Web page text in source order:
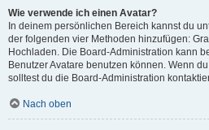
Wie verwende ich einen Avatar?
In deinem persönlichen Bereich kannst du
der folgenden vier Methoden hinzufügen:
Hochladen. Die Board-Administration kann
Benutzer Avatare benutzen können. Wenn
solltest du die Board-Administration
Nach oben